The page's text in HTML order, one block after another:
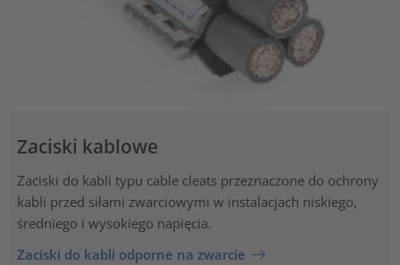
Zaciski kablowe
Zaciski do kabli typu cable cleats przeznaczone do ochrony
kabli przed siłami zwarciowymi w instalacjach niskiego,
średniego i wysokiego napięcia.
Zaciski do kabli odporne na zwarcie